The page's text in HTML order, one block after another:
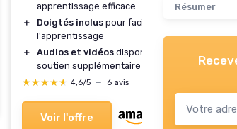
apprentissage efficace
＋
Doigtés inclus pour faciliter
l'apprentissage
＋
Audios et vidéos disponibles pour un
soutien supplémentaire
★★★★★
★★★★★ 4,6/5 — 6 avis
Voir l'offre
Résumer